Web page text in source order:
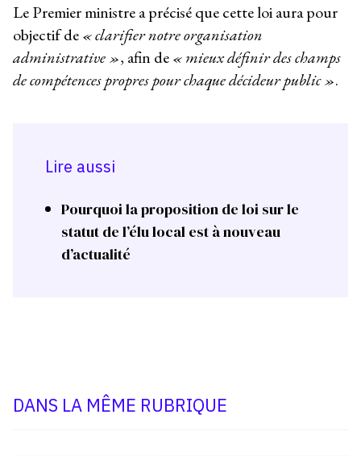
Le Premier ministre a précisé que cette loi aura pour
objectif de« clarifier notre organisation
administrative », afin de« mieux définir des champs
de compétences propres pour chaque décideur public ».
Lire aussi
Pourquoi la proposition de loi sur le
statut de l’élu local est à nouveau
d’actualité
DANS LA MÊME RUBRIQUE